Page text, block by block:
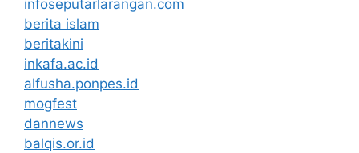
infoseputarlarangan.com
berita islam
beritakini
inkafa.ac.id
alfusha.ponpes.id
mogfest
dannews
balqis.or.id